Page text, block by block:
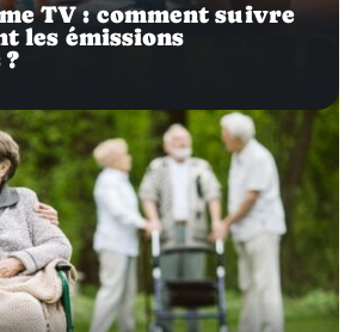
TV : comment suivre
les émissions